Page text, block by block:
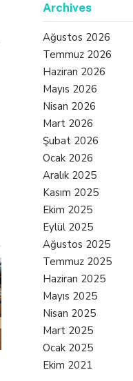
Archives
Ağustos 2026
Temmuz 2026
Haziran 2026
Mayıs 2026
Nisan 2026
Mart 2026
Şubat 2026
Ocak 2026
Aralık 2025
Kasım 2025
Ekim 2025
Eylül 2025
Ağustos 2025
Temmuz 2025
Haziran 2025
Mayıs 2025
Nisan 2025
Mart 2025
Ocak 2025
Ekim 2021